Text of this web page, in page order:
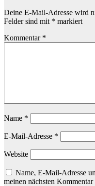
Deine E-Mail-Adresse wird
Felder sind mit * markiert
Kommentar *
Name *
E-Mail-Adresse *
Website
Name, E-Mail-Adresse
meinen nächsten Kommentar